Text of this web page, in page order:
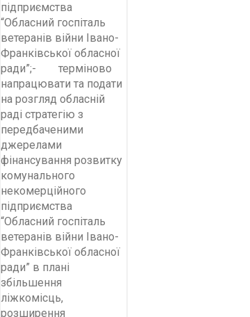
підприємства
“Обласний госпіталь
ветеранів війни Івано-
Франківської обласної
ради”;- терміново
напрацювати та подати
на розгляд обласній
раді стратегію з
передбаченими
джерелами
фінансування розвитку
комунального
некомерційного
підприємства
“Обласний госпіталь
ветеранів війни Івано-
Франківської обласної
ради” в плані
збільшення
ліжкомісць,
розширення